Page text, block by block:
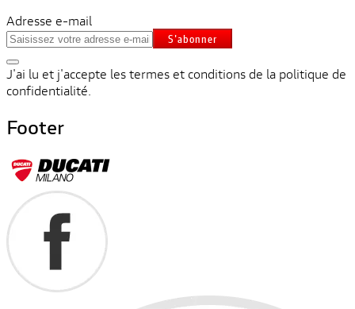
Adresse e-mail
S'abonner
J'ai lu et j'accepte les termes et conditions de la politique de
confidentialité.
Footer